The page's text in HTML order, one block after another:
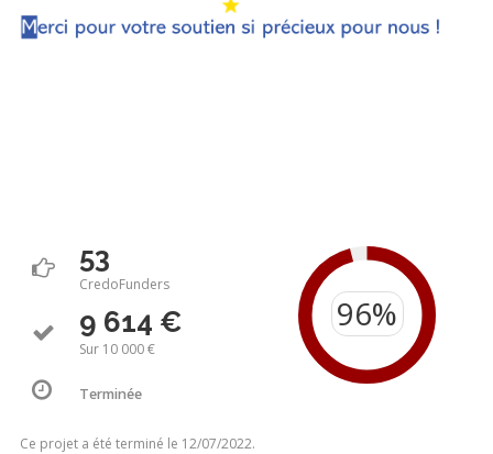
53
CredoFunders
9 614 €
Sur 10 000 €
Terminée
Ce projet a été terminé le 12/07/2022.